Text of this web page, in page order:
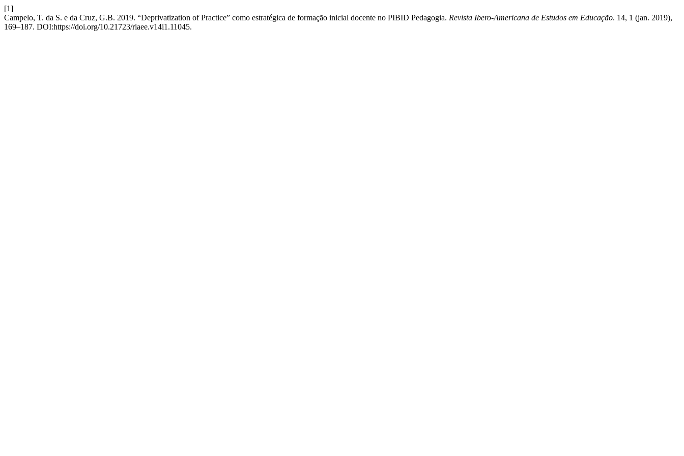
[1]
Campelo, T. da S. e da Cruz, G.B. 2019. “Deprivatization of Practice” como estratégica de formação inicial docente no PIBID Pedagogia. Revista Ibero-Americana de Estudos em Educação. 14, 1 (jan. 2019),
169–187. DOI:https://doi.org/10.21723/riaee.v14i1.11045.